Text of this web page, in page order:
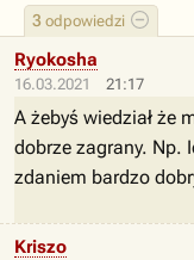
3 odpowiedzi
16.03.2021 21:17
Ryokosha
A żebyś wiedział że
dobrze zagrany. Np.
zdaniem bardzo
Kriszo